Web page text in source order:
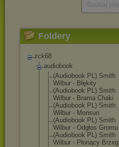
Foldery
zck68
audiobook
(Audiobook PL) Smith
Wilbur - Błękity
(Audiobook PL) Smith
Wilbur - Brama Chaki
(Audiobook PL) Smith
Wilbur - Monsun
(Audiobook PL) Smith
Wilbur - Odgłos Gromu
(Audiobook PL) Smith
Wilbur - Płonący Brzeg